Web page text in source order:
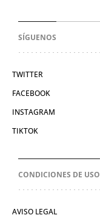
SÍGUENOS
TWITTER
FACEBOOK
INSTAGRAM
TIKTOK
CONDICIONES DE USO
AVISO LEGAL